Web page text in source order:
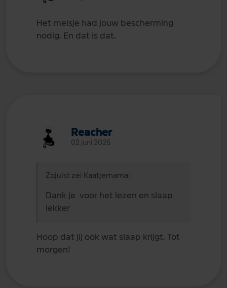
Het meisje had jouw bescherming
nodig. En dat is dat.
Reacher
02 juni 2026
Zojuist zei Kaatjemama:
Dank je voor het lezen en slaap
lekker
Hoop dat jij ook wat slaap krijgt. Tot
morgen!